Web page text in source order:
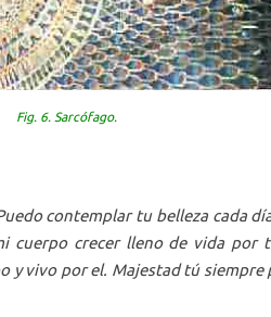
Fig. 6. Sarcófago.
contemplar tu belleza cada
cuerpo crecer lleno de vida por
y vivo por el. Majestad tú